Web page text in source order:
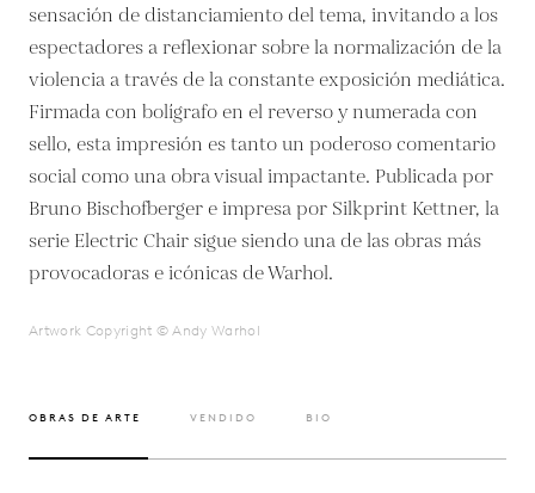
sensación de distanciamiento del tema, invitando a los
espectadores a reflexionar sobre la normalización de la
violencia a través de la constante exposición mediática.
Firmada con bolígrafo en el reverso y numerada con
sello, esta impresión es tanto un poderoso comentario
social como una obra visual impactante. Publicada por
Bruno Bischofberger e impresa por Silkprint Kettner, la
serie Electric Chair sigue siendo una de las obras más
provocadoras e icónicas de Warhol.
Artwork Copyright © Andy Warhol
OBRAS DE ARTE VENDIDO BIO